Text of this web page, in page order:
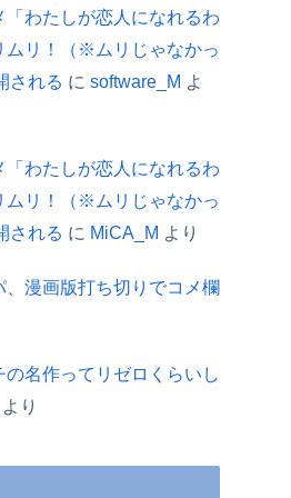
わたしが恋人になれるわ
ムリ！（※ムリじゃなかっ
される に software_M よ
わたしが恋人になれるわ
ムリ！（※ムリじゃなかっ
される に MiCA_M より
、漫画版打ち切りでコメ欄
名作ってリゼロくらいし
より